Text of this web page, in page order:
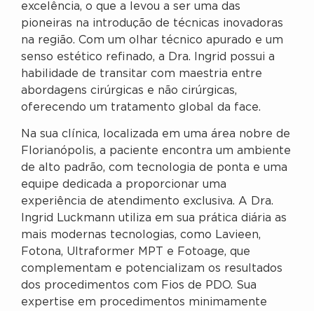
excelência, o que a levou a ser uma das
pioneiras na introdução de técnicas inovadoras
na região. Com um olhar técnico apurado e um
senso estético refinado, a Dra. Ingrid possui a
habilidade de transitar com maestria entre
abordagens cirúrgicas e não cirúrgicas,
oferecendo um tratamento global da face.
Na sua clínica, localizada em uma área nobre de
Florianópolis, a paciente encontra um ambiente
de alto padrão, com tecnologia de ponta e uma
equipe dedicada a proporcionar uma
experiência de atendimento exclusiva. A Dra.
Ingrid Luckmann utiliza em sua prática diária as
mais modernas tecnologias, como Lavieen,
Fotona, Ultraformer MPT e Fotoage, que
complementam e potencializam os resultados
dos procedimentos com Fios de PDO. Sua
expertise em procedimentos minimamente